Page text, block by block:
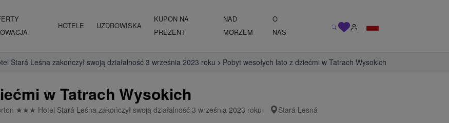
HOTELE UZDROWISKA
KUPON NA
PREZENT
NAD
MORZEM
O
NAS
Stará Leśna zakończył swoją działalność 3 września 2023 roku Pobyt wesołych lato z dziećmi w Tatrach Wysokich
w Tatrach Wysokich
★ ★ ★ Hotel Stará Leśna zakończył swoją działalność 3 września 2023 roku Stará Lesná